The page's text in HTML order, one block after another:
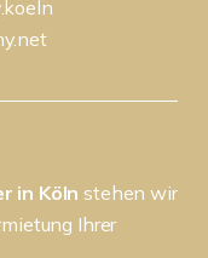
in Kölnstehen wir
Ihrer